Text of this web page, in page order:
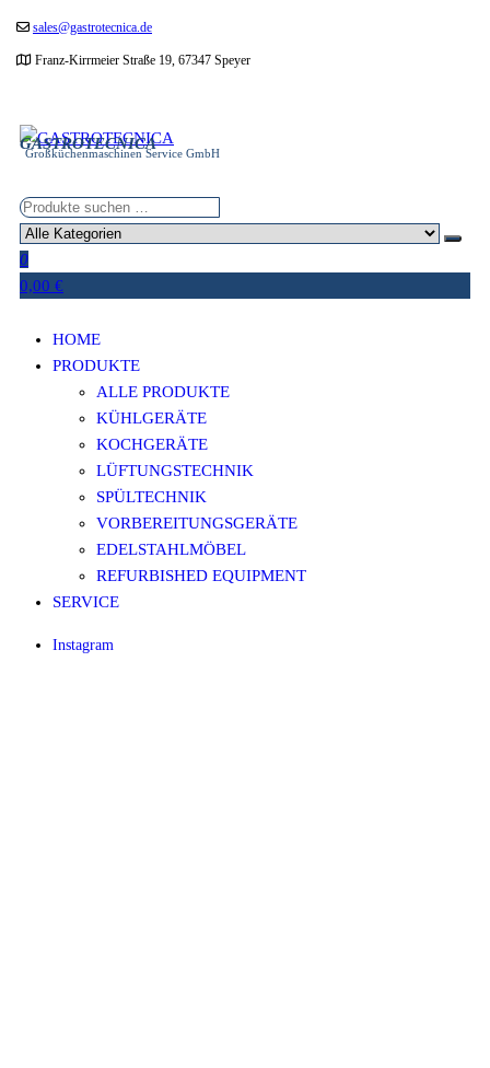
Zumsales@gastrotecnica.de
Franz-Kirrmeier Straße 19, 67347 Speyer
GASTROTECNICA
Großküchenmaschinen Service GmbH
0
0,00 €
HOME
PRODUKTE
ALLE PRODUKTE
KÜHLGERÄTE
KOCHGERÄTE
LÜFTUNGSTECHNIK
SPÜLTECHNIK
VORBEREITUNGSGERÄTE
EDELSTAHLMÖBEL
REFURBISHED EQUIPMENT
SERVICE
Instagram